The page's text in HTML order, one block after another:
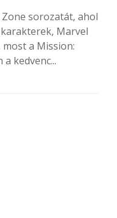
sorozatát, ahol
Marvel
a Mission:
kedvenc...